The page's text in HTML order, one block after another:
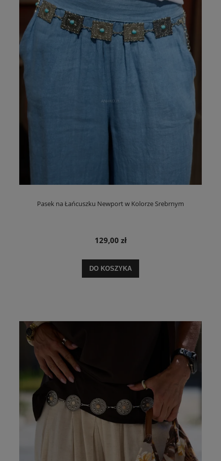
Pasek na Łańcuszku Newport w Kolorze Srebrnym
129,00 zł
DO KOSZYKA